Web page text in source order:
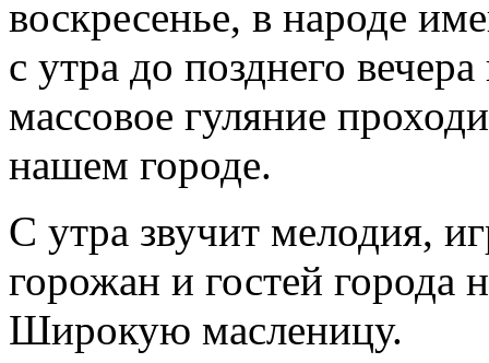
воскресенье, в народе
с утра до позднего
массовое гуляние
нашем городе.
С утра звучит мелодия,
горожан и гостей города
Широкую масленицу.